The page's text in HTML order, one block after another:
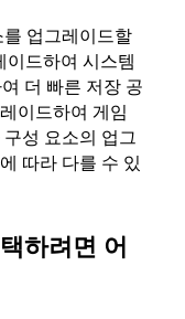
업그레이드할
이드하여 시스템
더 빠른 저장 공
이드하여 게임
성 요소의 업그
따라 다를 수 있
하려면 어